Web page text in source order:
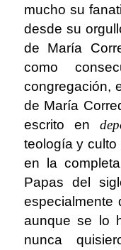
mucho su
desde su
de María
como
congregación,
de María
escrito en
teología y culto
en la
Papas del
especialmente
aunque se lo
nunca